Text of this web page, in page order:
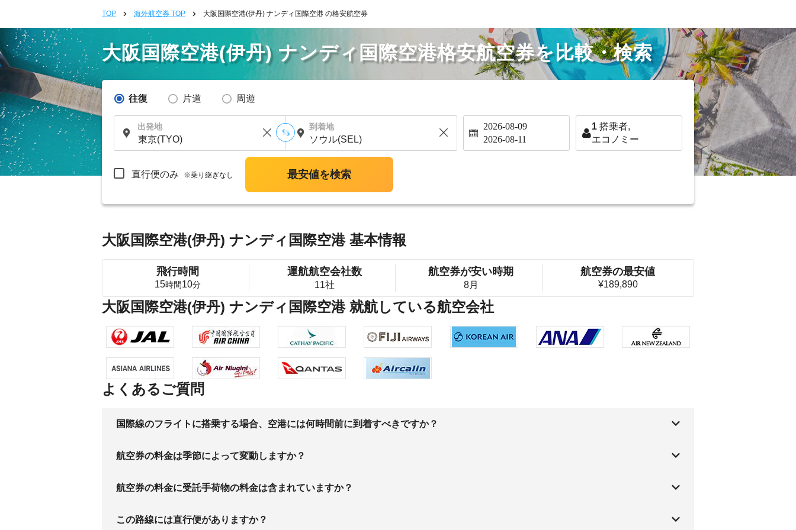
TOP 海外航空券 TOP 大阪国際空港(伊丹) ナンディ国際空港 の格安航空券
大阪国際空港(伊丹) ナンディ国際空港格安航空券を比較・検索
往復 片道 周遊
出発地 到着地 2026-08-09
2026-08-11
1 搭乗者,
エコノミー
直行便のみ ※乗り継ぎなし 最安値を検索
大阪国際空港(伊丹) ナンディ国際空港 基本情報
飛行時間
15時間10分
運航航空会社数
11社
航空券が安い時期
8月
航空券の最安値
¥189,890
大阪国際空港(伊丹) ナンディ国際空港 就航している航空会社
よくあるご質問
国際線のフライトに搭乗する場合、空港には何時間前に到着すべきですか？
航空券の料金は季節によって変動しますか？
航空券の料金に受託手荷物の料金は含まれていますか？
この路線には直行便がありますか？